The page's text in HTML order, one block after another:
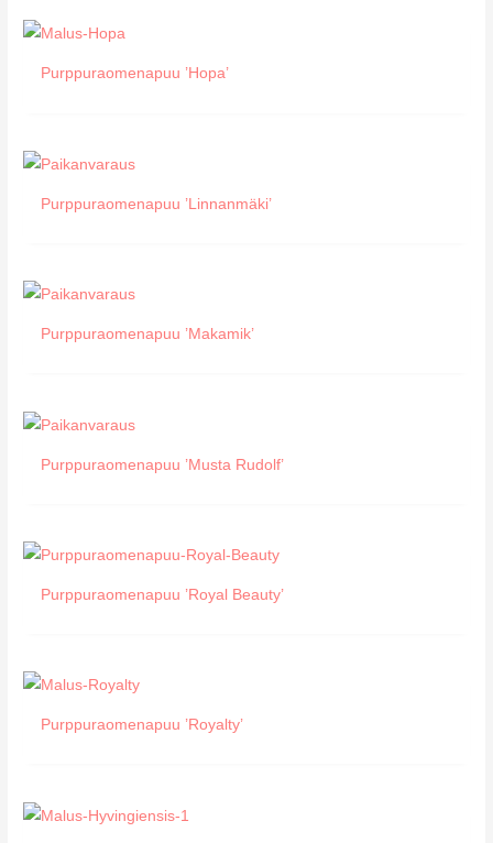
Purppuraomenapuu ’Hopa’
Purppuraomenapuu ’Linnanmäki’
Purppuraomenapuu ’Makamik’
Purppuraomenapuu ’Musta Rudolf’
Purppuraomenapuu ’Royal Beauty’
Purppuraomenapuu ’Royalty’